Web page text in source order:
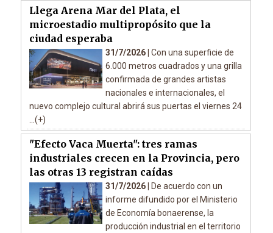
Llega Arena Mar del Plata, el
microestadio multipropósito que la
ciudad esperaba
31/7/2026 | Con una superficie de
6.000 metros cuadrados y una grilla
confirmada de grandes artistas
nacionales e internacionales, el
nuevo complejo cultural abrirá sus puertas el viernes 24
...(+)
"Efecto Vaca Muerta": tres ramas
industriales crecen en la Provincia, pero
las otras 13 registran caídas
31/7/2026 |
De acuerdo con un
informe difundido por el Ministerio
de Economía bonaerense, la
producción industrial en el territorio